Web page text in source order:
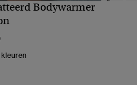
WEERGAVE
Bodywarmer